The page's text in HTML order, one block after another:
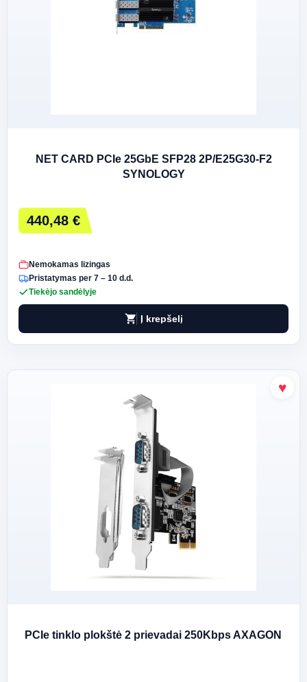
NET CARD PCIe 25GbE SFP28 2P/E25G30-F2
SYNOLOGY
440,48 €
Nemokamas lizingas
Pristatymas per 7 – 10 d.d.
Tiekėjo sandėlyje
shopping_cart Į krepšelį
PCIe tinklo plokštė 2 prievadai 250Kbps AXAGON